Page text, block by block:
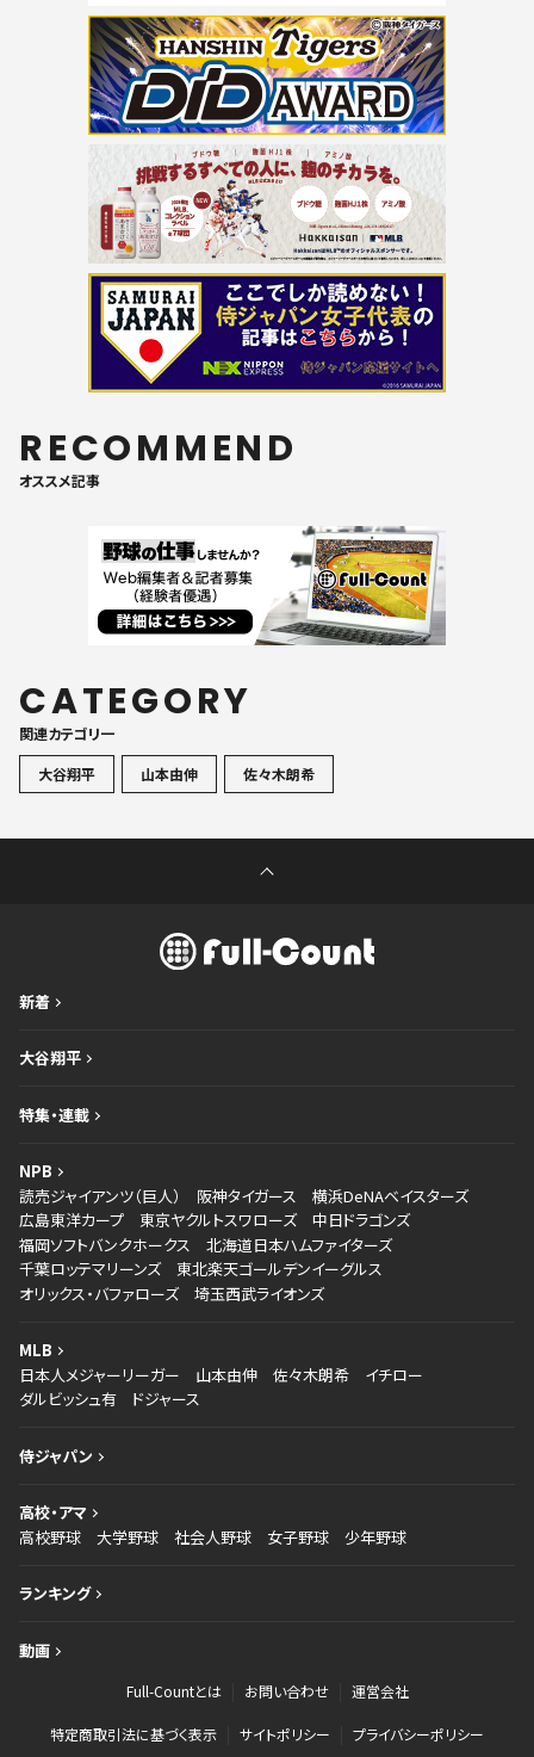
RECOMMEND
オススメ記事
CATEGORY
関連カテゴリ一
大谷翔平
山本由伸 佐々木朗希
新着
大谷翔平
特集・連載
NPB
読売ジャイアンツ（巨人）
阪神タイガース
横浜DeNAベイスターズ
広島東洋カープ
東京ヤクルトスワローズ
中日ドラゴンズ
福岡ソフトバンクホークス
北海道日本ハムファイターズ
千葉ロッテマリーンズ
東北楽天ゴールデンイーグルス
オリックス・バファローズ
埼玉西武ライオンズ
MLB
日本人メジャーリーガー
山本由伸 佐々木朗希
イチロー
ダルビッシュ有
ドジャース
侍ジャパン
高校・アマ
高校野球
大学野球 社会人野球 女子野球 少年野球
ランキング
動画
Full-Countとは お問い合わせ 運営会社
特定商取引法に基づく表示 サイトポリシー プライバシーポリシー